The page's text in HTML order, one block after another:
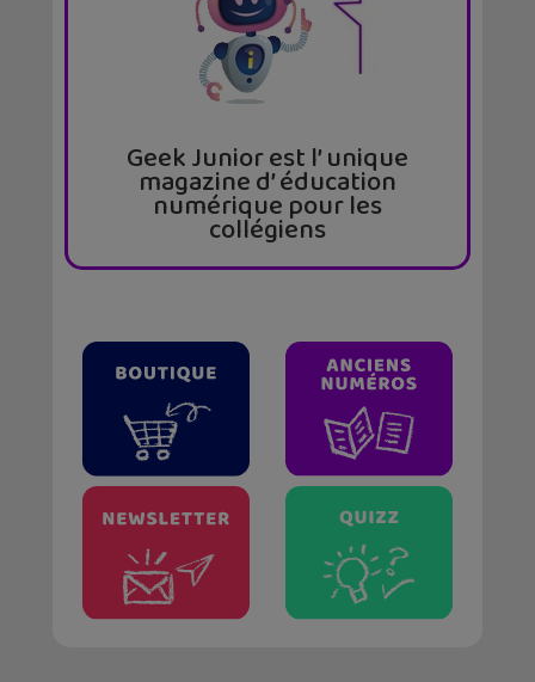
Geek Junior est l’ unique
magazine d’ éducation
numérique pour les
collégiens